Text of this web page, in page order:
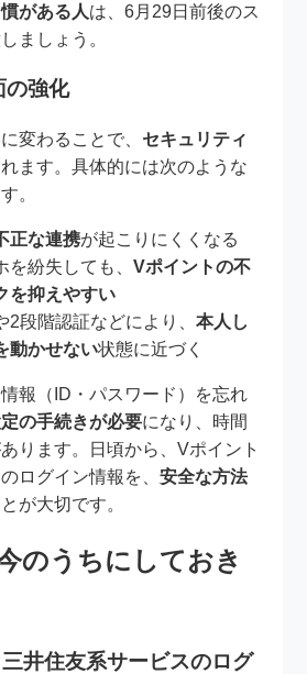
がある人は、6月29日前後のス
ましょう。
の強化
変わることで、 セキュリティ
ます。具体的には次のような
。
正な連携が起こりにくくなる
を紛失しても、Vポイントの不
を抑えやすい
2段階認証などにより、本人し
動かせない状態に近づく
報（ID・パスワード）を忘れ
の手続きが必要になり、時間
ります。日頃から、Vポイント
ログイン情報を、安全な方法
が大切です。
のうちにしておき
井住友系サービスのログ